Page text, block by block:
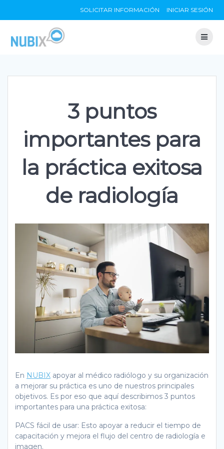
to
SOLICITAR INFORMACIÓN INICIAR SESIÓN
3 puntos
importantes para
la práctica exitosa
de radiología
En NUBIX apoyar al médico radiólogo y su organización
a mejorar su práctica es uno de nuestros principales
objetivos. Es por eso que aquí describimos 3 puntos
importantes para una práctica exitosa:
PACS fácil de usar: Esto apoyar a reducir el tiempo de
capacitación y mejora el flujo del centro de radiología e
imagen.